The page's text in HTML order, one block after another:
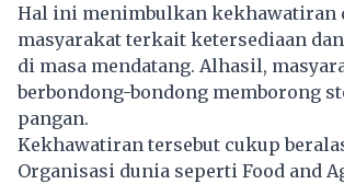
Hal ini menimbulkan kekhawatiran
masyarakat terkait ketersediaan
di masa mendatang. Alhasil,
berbondong-bondong memborong
pangan.
Kekhawatiran tersebut cukup
Organisasi dunia seperti Food and